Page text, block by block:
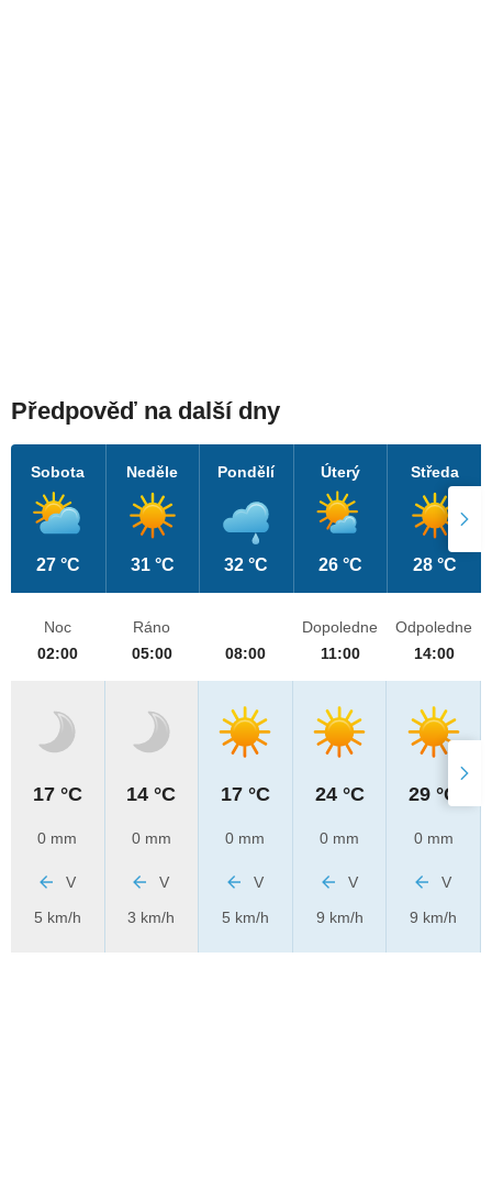
Předpověď na další dny
Sobota
27 °C
Neděle
31 °C
Pondělí
32 °C
Úterý
26 °C
Středa
28 °C
Noc
02:00
17 °C
0 mm
V
5 km/h
Ráno
05:00
14 °C
0 mm
V
3 km/h
08:00
17 °C
0 mm
V
5 km/h
Dopoledne
11:00
24 °C
0 mm
V
9 km/h
Odpoledne
14:00
29 °C
0 mm
V
9 km/h